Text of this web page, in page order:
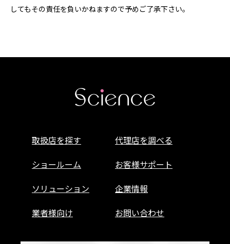
してもその責任を負いかねますので予めご了承下さい｡
取扱店を探す
代理店を調べる
ショールーム
お客様サポート
ソリューション
企業情報
業者様向け
お問い合わせ